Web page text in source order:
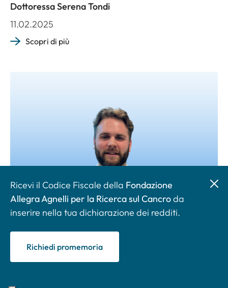
Dottoressa Serena Tondi
11.02.2025
Scopri di più
Dottor Marco Cortese
04.03.2025
Ricevi il Codice Fiscale della Fondazione
Allegra Agnelli per la Ricerca sul Cancroda
inserire nella tua dichiarazione dei redditi.
Richiedi promemoria